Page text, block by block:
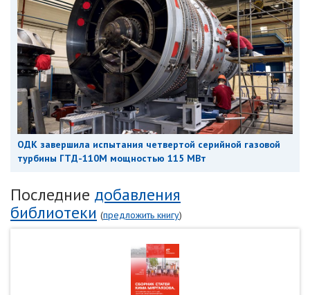
ОДК завершила испытания четвертой серийной газовой
турбины ГТД-110М мощностью 115 МВт
Последние добавления
библиотеки (предложить книгу)